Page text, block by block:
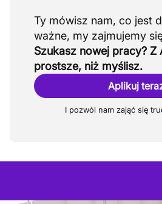
Ty mówisz nam, co jest
Szukasz nowej pracy? Z
prostsze, niż myślisz.
Aplikuj
I pozwól nam zająć się